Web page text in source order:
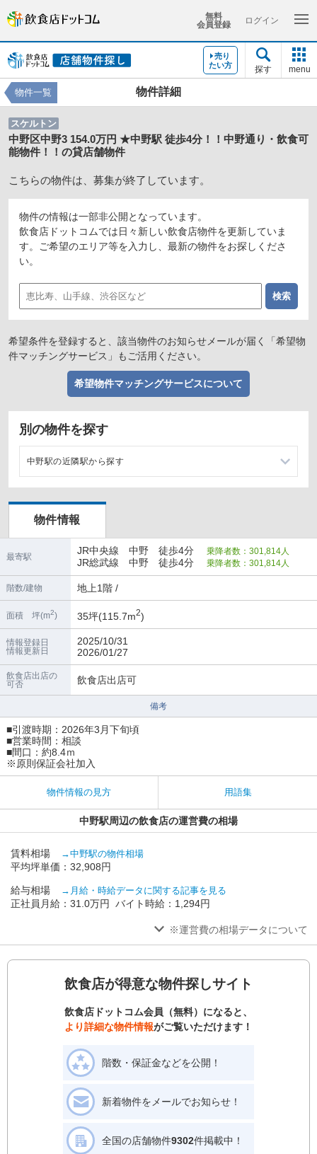
無料
会員登録
ログイン
売り
たい方
探す menu
物件詳細
物件一覧
スケルトン
中野区中野3 154.0万円 ★中野駅 徒歩4分！！中野通り・飲食可
能物件！！の貸店舗物件
こちらの物件は、募集が終了しています。
物件の情報は一部非公開となっています。
飲食店ドットコムでは日々新しい飲食店物件を更新していま
す。ご希望のエリア等を入力し、最新の物件をお探しくださ
い。
希望条件を登録すると、該当物件のお知らせメールが届く「希望物
件マッチングサービス」もご活用ください。
希望物件マッチングサービスについて
別の物件を探す
中野駅の近隣駅から探す
東中野駅の店舗物件・貸店舗・テナント一覧
落合駅の店舗物件・貸店舗・テナント一覧
阿佐ヶ谷駅の店舗物件・貸店舗・テナント一覧
物件情報
最寄駅
JR中央線 中野 徒歩4分 乗降者数：301,814人
JR総武線 中野 徒歩4分 乗降者数：301,814人
階数/建物 地上1階 /
面積 坪(m2) 35坪(115.7m2)
情報登録日
情報更新日
2025/10/31
2026/01/27
飲食店出店の
可否
飲食店出店可
備考
■引渡時期：2026年3月下旬頃
■営業時間：相談
■間口：約8.4ｍ
※原則保証会社加入
物件情報の見方 用語集
中野駅周辺の飲食店の運営費の相場
賃料相場 →中野駅の物件相場
平均坪単価：32,908円
給与相場 →月給・時給データに関する記事を見る
正社員月給：31.0万円 バイト時給：1,294円
※運営費の相場データについて
飲食店が得意な物件探しサイト
飲食店ドットコム会員（無料）になると、
より詳細な物件情報がご覧いただけます！
階数・保証金などを公開！
新着物件をメールでお知らせ！
全国の店舗物件9302件掲載中！